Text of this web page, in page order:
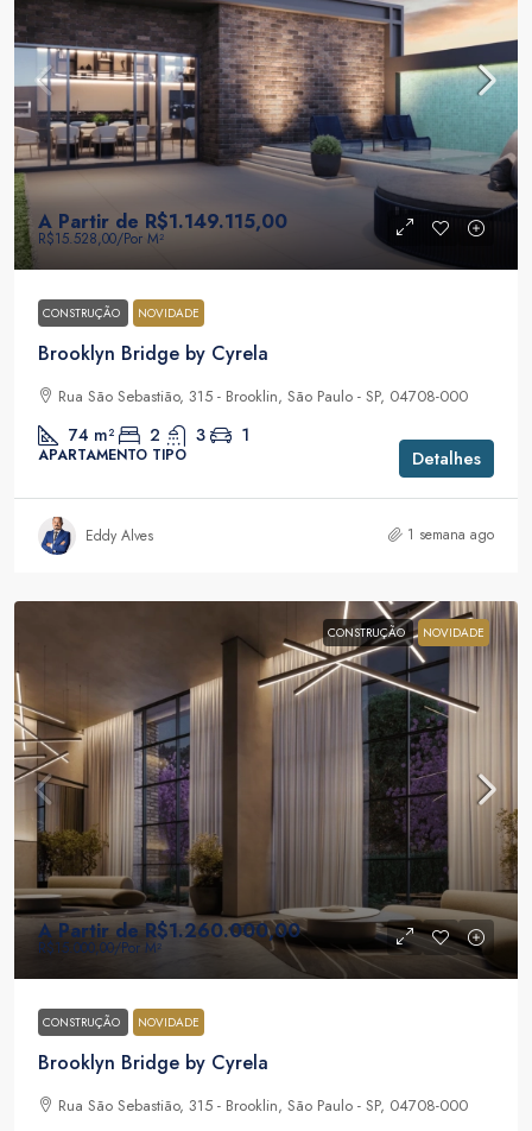
A Partir de R$1.149.115,00
R$15.528,00/Por M²
CONSTRUÇÃO NOVIDADE
Brooklyn Bridge by Cyrela
Rua São Sebastião, 315 - Brooklin, São Paulo - SP, 04708-000
74 m² 2 3 1
APARTAMENTO TIPO Detalhes
Eddy Alves 1 semana ago
CONSTRUÇÃO NOVIDADE
A Partir deR$1.260.000,00
R$15.000,00/Por M²
CONSTRUÇÃO NOVIDADE
Brooklyn Bridge by Cyrela
Rua São Sebastião, 315 - Brooklin, São Paulo - SP, 04708-000